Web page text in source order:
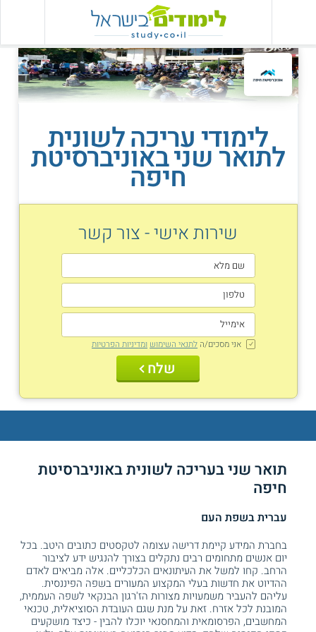
לימודי עריכה לשונית
לתואר שני באוניברסיטת
חיפה
שירות אישי - צור קשר
אני מסכים/ה לתנאי השימוש ומדיניות הפרטיות
שלח
תואר שני בעריכה לשונית באוניברסיטת
חיפה
עברית בשפת העם
בחברת המידע קיימת דרישה עצומה לטקסטים כתובים היטב. בכל
יום אנשים מתחומים רבים נתקלים בצורך להנגיש ידע לציבור
הרחב. קחו למשל את העיתונאים הכלכליים. אלה מביאים לאדם
ההדיוט את חדשות בעלי המקצוע המעורים בשפה הפיננסית.
עליהם להעביר משמעויות מצורות הז'רגון הבנקאי לשפה העממית,
המובנת לכל אזרח. זאת על מנת שגם העובדת הסוציאלית, טכנאי
המחשבים, הפרסומאית והמחסנאי יוכלו להבין - כיצד מושקעים